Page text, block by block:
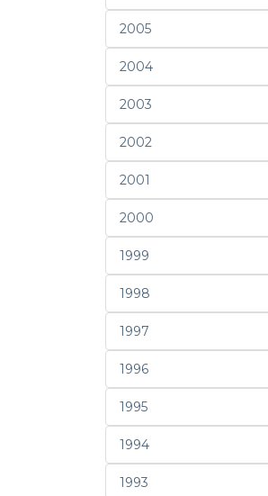
2005
2004
2003
2002
2001
2000
1999
1998
1997
1996
1995
1994
1993